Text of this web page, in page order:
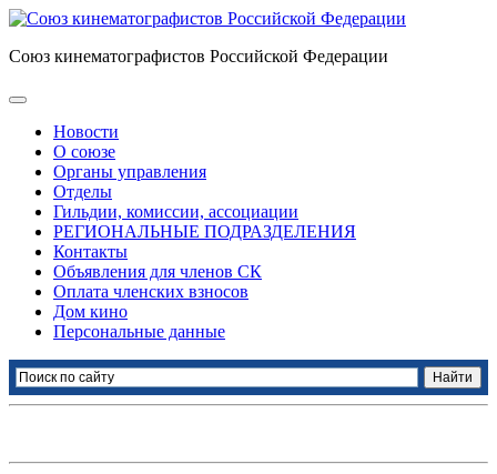
Союз кинематографистов Российской Федерации
Новости
О союзе
Органы управления
Отделы
Гильдии, комиссии, ассоциации
РЕГИОНАЛЬНЫЕ ПОДРАЗДЕЛЕНИЯ
Контакты
Объявления для членов СК
Оплата членских взносов
Дом кино
Персональные данные